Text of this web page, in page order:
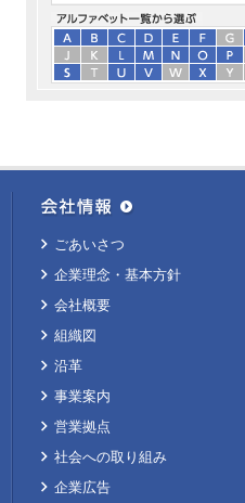
ごあいさつ
企業理念・基本方針
会社概要
組織図
沿革
事業案内
営業拠点
社会への取り組み
企業広告